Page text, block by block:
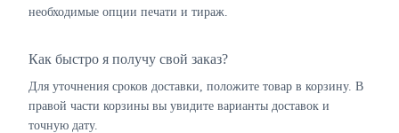
необходимые опции печати и тираж.
Как быстро я получу свой заказ?
Для уточнения сроков доставки, положите товар в корзину. В
правой части корзины вы увидите варианты доставок и
точную дату.